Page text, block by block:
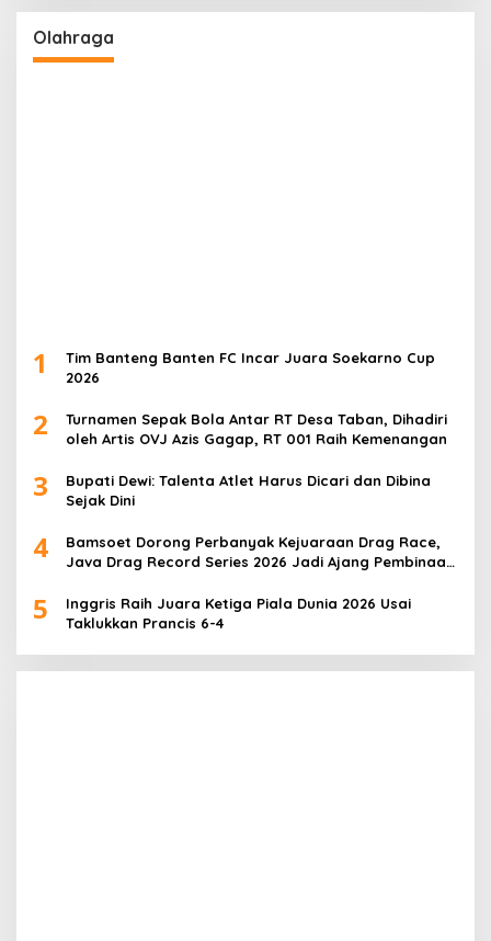
Olahraga
1
Tim Banteng Banten FC Incar Juara Soekarno Cup
2026
2
Turnamen Sepak Bola Antar RT Desa Taban, Dihadiri
oleh Artis OVJ Azis Gagap, RT 001 Raih Kemenangan
3
Bupati Dewi: Talenta Atlet Harus Dicari dan Dibina
Sejak Dini
4
Bamsoet Dorong Perbanyak Kejuaraan Drag Race,
Java Drag Record Series 2026 Jadi Ajang Pembinaan
5
Inggris Raih Juara Ketiga Piala Dunia 2026 Usai
Taklukkan Prancis 6-4